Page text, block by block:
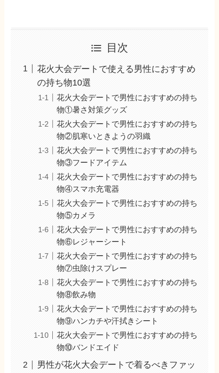
目次
花火大会デートで使える男性におすすめ
の持ち物10選
花火大会デートで男性におすすめの持ち
物①暑さ対策グッズ
花火大会デートで男性におすすめの持ち
物②肌寒いときようの羽織
花火大会デートで男性におすすめの持ち
物③フードアイテム
花火大会デートで男性におすすめの持ち
物④スマホ充電器
花火大会デートで男性におすすめの持ち
物⑤カメラ
花火大会デートで男性におすすめの持ち
物⑥レジャーシート
花火大会デートで男性におすすめの持ち
物⑦虫除けスプレー
花火大会デートで男性におすすめの持ち
物⑧飲み物
花火大会デートで男性におすすめの持ち
物⑨ハンカチや汗拭きシート
花火大会デートで男性におすすめの持ち
物⑩バンドエイド
男性が花火大会デートで着るべきファッ